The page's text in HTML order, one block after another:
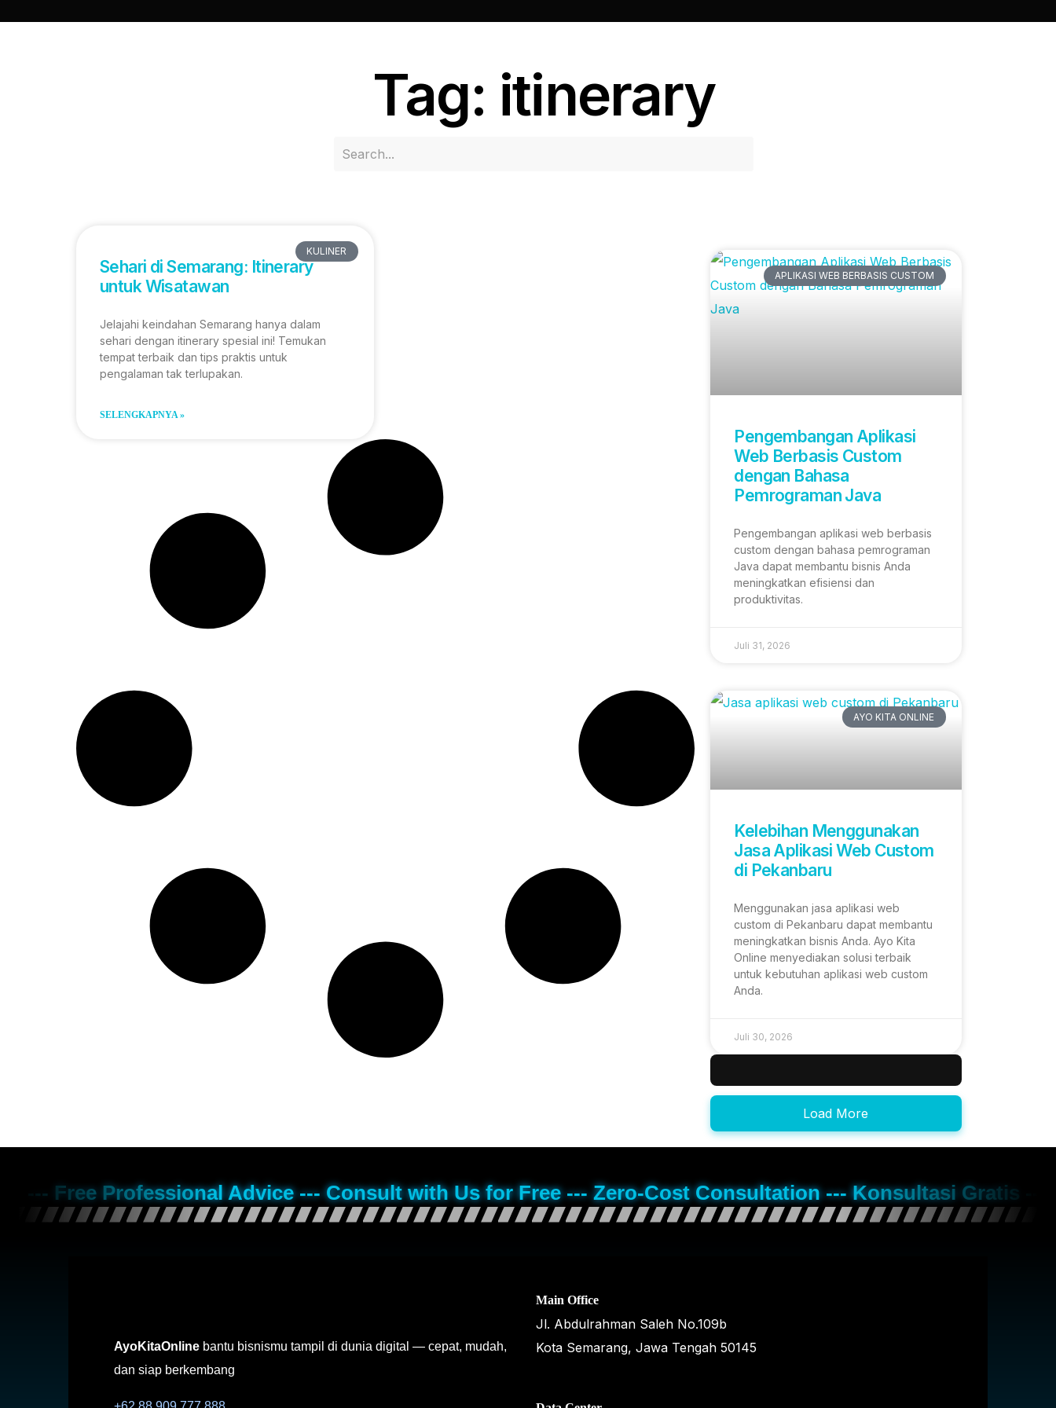
Tag: itinerary
KULINER
Sehari di Semarang: Itinerary
untuk Wisatawan
Jelajahi keindahan Semarang hanya dalam
sehari dengan itinerary spesial ini! Temukan
tempat terbaik dan tips praktis untuk
pengalaman tak terlupakan.
SELENGKAPNYA »
APLIKASI WEB BERBASIS CUSTOM
Pengembangan Aplikasi
Web Berbasis Custom
dengan Bahasa
Pemrograman Java
Pengembangan aplikasi web berbasis
custom dengan bahasa pemrograman
Java dapat membantu bisnis Anda
meningkatkan efisiensi dan
produktivitas.
Juli 31, 2026
AYO KITA ONLINE
Kelebihan Menggunakan
Jasa Aplikasi Web Custom
di Pekanbaru
Menggunakan jasa aplikasi web
custom di Pekanbaru dapat membantu
meningkatkan bisnis Anda. Ayo Kita
Online menyediakan solusi terbaik
untuk kebutuhan aplikasi web custom
Anda.
Juli 30, 2026
Load More
--- Free Professional Advice --- Consult with Us for Free --- Zero-Cost Consultation --- Konsultasi Gratis
AyoKitaOnline bantu bisnismu tampil di dunia digital — cepat, mudah,
dan siap berkembang
Main Office
Jl. Abdulrahman Saleh No.109b
Kota Semarang, Jawa Tengah 50145